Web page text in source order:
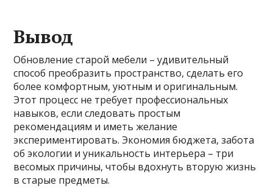
Вывод
Обновление старой мебели – удивительный
способ преобразить пространство, сделать его
более комфортным, уютным и оригинальным.
Этот процесс не требует профессиональных
навыков, если следовать простым
рекомендациям и иметь желание
экспериментировать. Экономия бюджета, забота
об экологии и уникальность интерьера – три
весомых причины, чтобы вдохнуть вторую жизнь
в старые предметы.